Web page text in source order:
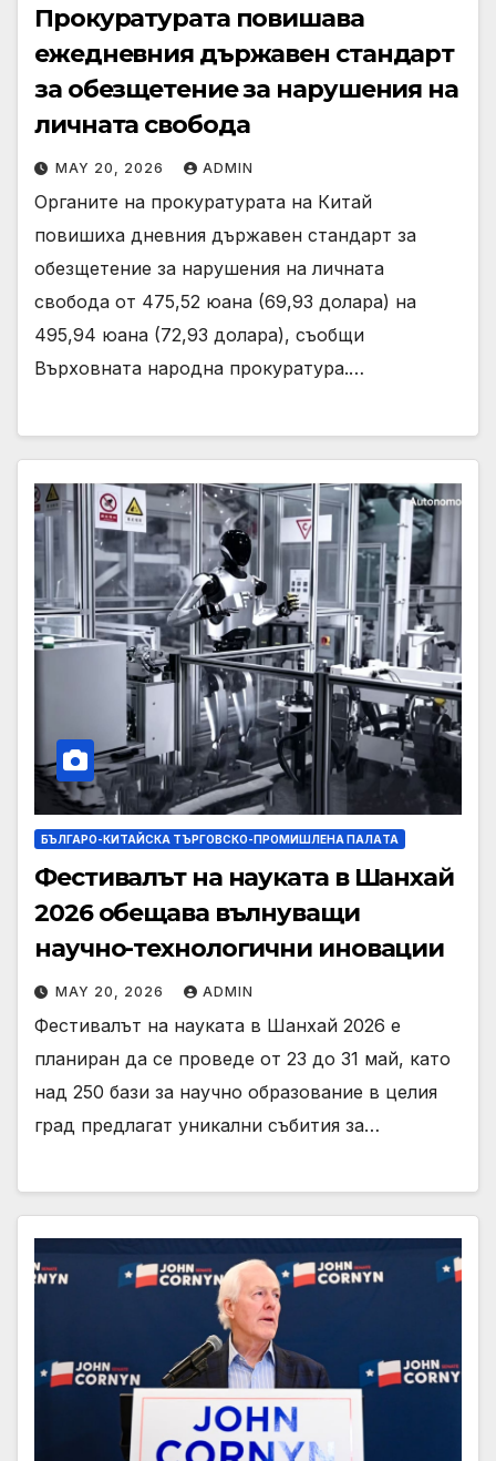
Прокуратурата повишава
ежедневния държавен стандарт
за обезщетение за нарушения на
личната свобода
MAY 20, 2026 ADMIN
Органите на прокуратурата на Китай
повишиха дневния държавен стандарт за
обезщетение за нарушения на личната
свобода от 475,52 юана (69,93 долара) на
495,94 юана (72,93 долара), съобщи
Върховната народна прокуратура.…
БЪЛГАРО-КИТАЙСКА ТЪРГОВСКО-ПРОМИШЛЕНА ПАЛAТА
Фестивалът на науката в Шанхай
2026 обещава вълнуващи
научно-технологични иновации
MAY 20, 2026 ADMIN
Фестивалът на науката в Шанхай 2026 е
планиран да се проведе от 23 до 31 май, като
над 250 бази за научно образование в целия
град предлагат уникални събития за…